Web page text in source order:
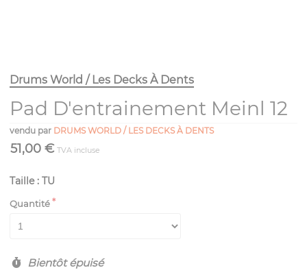
Drums World / Les Decks À Dents
Pad D'entrainement Meinl 12
vendu par DRUMS WORLD / LES DECKS À DENTS
51,00 € TVA incluse
Taille : TU
Quantité
Bientôt épuisé